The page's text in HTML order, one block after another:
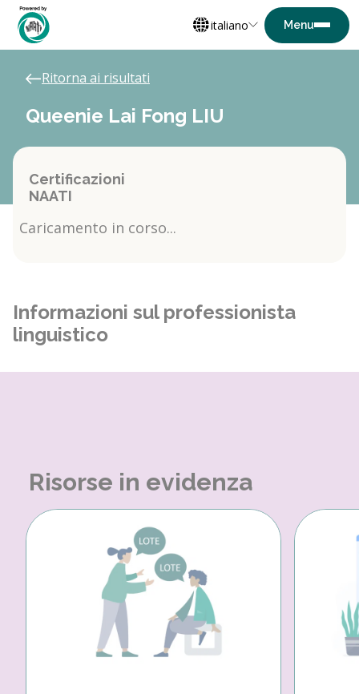
italiano
Ritorna ai risultati
Queenie Lai Fong LIU
Certificazioni
NAATI
Caricamento in corso...
Informazioni sul professionista
linguistico
Risorse in evidenza